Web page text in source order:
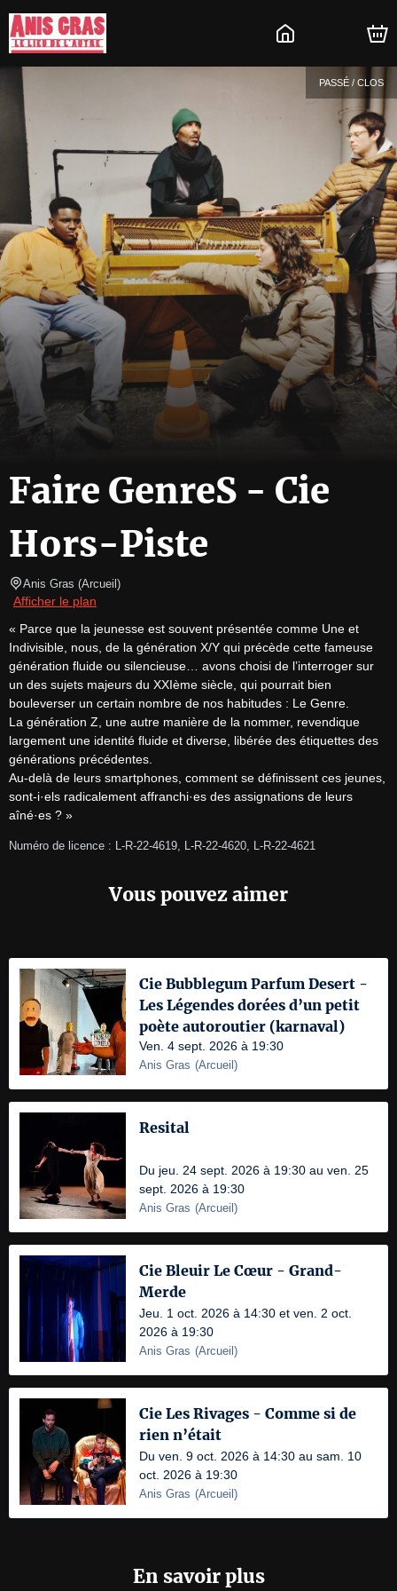
PASSÉ / CLOS
Faire GenreS - Cie
Hors-Piste
Anis Gras (Arcueil )
Afficher le plan
« Parce que la jeunesse est souvent présentée comme Une et
Indivisible, nous, de la génération X/Y qui précède cette fameuse
génération fluide ou silencieuse… avons choisi de l’interroger sur
un des sujets majeurs du XXIème siècle, qui pourrait bien
bouleverser un certain nombre de nos habitudes : Le Genre.
La génération Z, une autre manière de la nommer, revendique
largement une identité fluide et diverse, libérée des étiquettes des
générations précédentes.
Au-delà de leurs smartphones, comment se définissent ces jeunes,
sont-i·els radicalement affranchi·es des assignations de leurs
aîné·es ? »
Numéro de licence : L-R-22-4619, L-R-22-4620, L-R-22-4621
Vous pouvez aimer
Cie Bubblegum Parfum Desert -
Les Légendes dorées d’un petit
poète autoroutier (karnaval)
Ven. 4 sept. 2026 à 19:30
Anis Gras (Arcueil )
Resital
Du jeu. 24 sept. 2026 à 19:30 au ven. 25
sept. 2026 à 19:30
Anis Gras (Arcueil )
Cie Bleuir Le Cœur - Grand-
Merde
Jeu. 1 oct. 2026 à 14:30 et ven. 2 oct.
2026 à 19:30
Anis Gras (Arcueil )
Cie Les Rivages - Comme si de
rien n’était
Du ven. 9 oct. 2026 à 14:30 au sam. 10
oct. 2026 à 19:30
Anis Gras (Arcueil )
En savoir plus